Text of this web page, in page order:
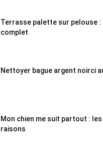
Terrasse palette sur pelouse :
complet
Nettoyer bague argent noirci
Mon chien me suit partout :
raisons